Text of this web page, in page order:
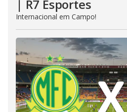
| R7 Esportes
Internacional em Campo!